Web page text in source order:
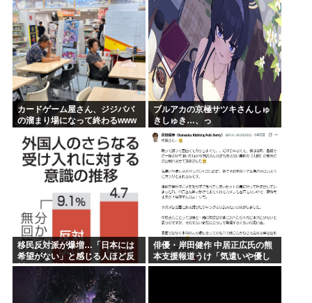
カードゲーム屋さん、ジジババ
の溜まり場になって終わるwww
ブルアカの京極サツキさんしゅ
きしゅき…、っ
移民反対派が爆増…「日本には
希望がない」と感じる人ほど反
対。進む若者の嫌儲化
俳優・岸田健作 中居正広氏の熊
本支援報道うけ「気遣いや優し
さがハンパじゃない」 中居氏と